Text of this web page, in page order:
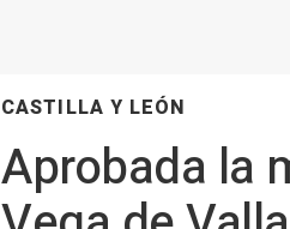
CASTILLA Y LEÓN
Aprobada la